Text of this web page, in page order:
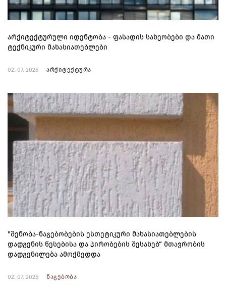
არქიტექტურული იდენტობა - ფასადის სახეობები და მათი
ტექნიკური მახასიათებლები
02. 07. 2026 არქიტექტურა
"შენობა-ნაგებობების ესთეტიკური მახასიათებლების
დადგენის წესებისა და პირობების შესახებ“ მთავრობის
დადგენილება ამოქმედდა
02. 07. 2026 ნაგებობა